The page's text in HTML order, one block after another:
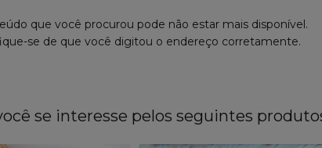
que você procurou pode não estar mais disponível.
se de que você digitou o endereço corretamente.
se interesse pelos seguintes